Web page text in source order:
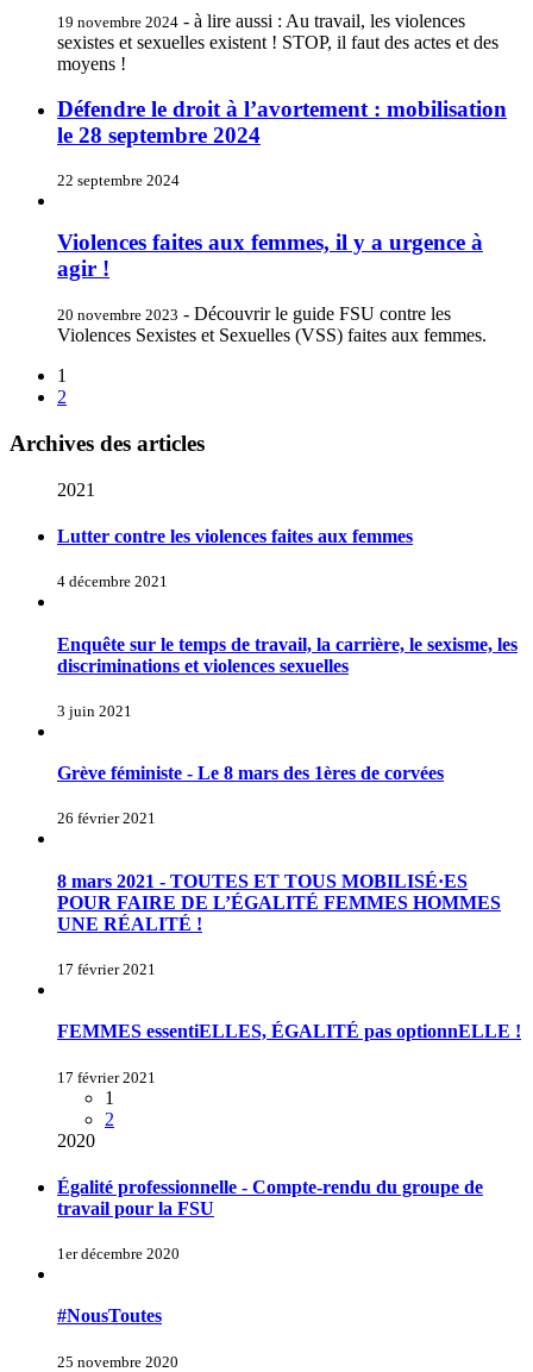
19 novembre 2024 - à lire aussi : Au travail, les violences
sexistes et sexuelles existent ! STOP, il faut des actes et des
moyens !
Défendre le droit à l’avortement : mobilisation
le 28 septembre 2024
22 septembre 2024
Violences faites aux femmes, il y a urgence à
agir !
20 novembre 2023 - Découvrir le guide FSU contre les
Violences Sexistes et Sexuelles (VSS) faites aux femmes.
1
2
Archives des articles
2021
Lutter contre les violences faites aux femmes
4 décembre 2021
Enquête sur le temps de travail, la carrière, le sexisme, les
discriminations et violences sexuelles
3 juin 2021
Grève féministe - Le 8 mars des 1ères de corvées
26 février 2021
8 mars 2021 - TOUTES ET TOUS MOBILISÉ·ES
POUR FAIRE DE L’ÉGALITÉ FEMMES HOMMES
UNE RÉALITÉ !
17 février 2021
FEMMES essentiELLES, ÉGALITÉ pas optionnELLE !
17 février 2021
1
2
2020
Égalité professionnelle - Compte-rendu du groupe de
travail pour la FSU
1er décembre 2020
#NousToutes
25 novembre 2020